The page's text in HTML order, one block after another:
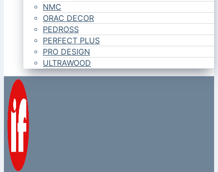
NMC
ORAC DECOR
PEDROSS
PERFECT PLUS
PRO DESIGN
ULTRAWOOD